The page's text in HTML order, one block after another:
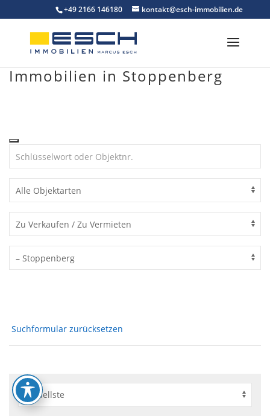
to
content
+49 2166 146180 kontakt@esch-immobilien.de
Immobilien in Stoppenberg
Suchformular zurücksetzen